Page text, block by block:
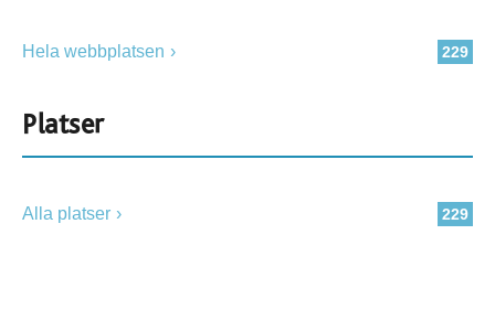
229
Hela webbplatsen
Platser
229
Alla platser